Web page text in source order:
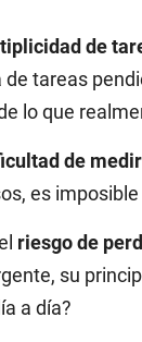
de
tareas
lo que
de
es
riesgo de
su
a día?